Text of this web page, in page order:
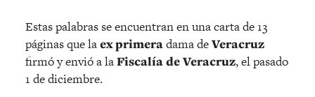
Estas palabras se encuentran en una carta de 13
páginas que laex primeradama deVeracruz
firmó y envió a laFiscalía de Veracruz, el pasado
1 de diciembre.